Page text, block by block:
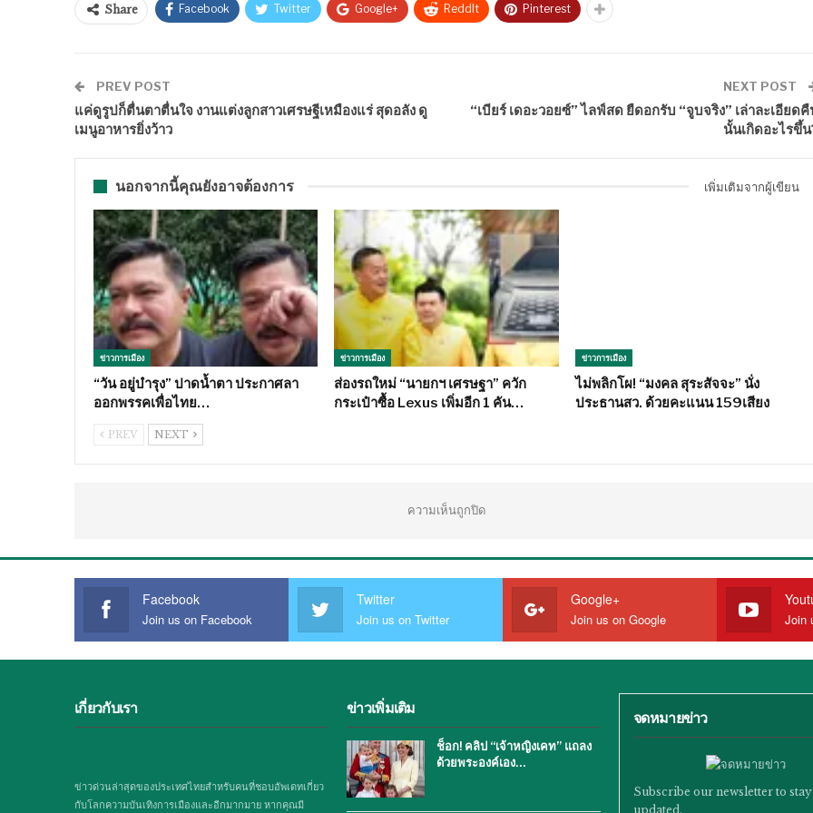
Share Facebook Twitter Google+ ReddIt Pinterest
PREV POST
แค่ดูรูปก็ตื่นตาตื่นใจ งานแต่งลูกสาวเศรษฐีเหมืองแร่ สุดอลัง ดู
เมนูอาหารยิ่งว้าว
NEXT POST
“เบียร์ เดอะวอยซ์” ไลฟ์สด ยืดอกรับ “จูบจริง” เล่าละเอียด
นั้นเกิดอะไรขึ้
นอกจากนี้คุณยังอาจต้องการ เพิ่มเติมจากผู้เขียน
ข่าวการเมือง
“วัน อยู่บำรุง” ปาดน้ำตา ประกาศลา
ออกพรรคเพื่อไทย…
ข่าวการเมือง
ส่องรถใหม่ “นายกฯ เศรษฐา” ควัก
กระเป๋าซื้อ Lexus เพิ่มอีก 1 คัน…
ข่าวการเมือง
ไม่พลิกโผ! “มงคล สุระสัจจะ” นั่ง
ประธานสว. ด้วยคะแนน 159เสียง
PREV NEXT
ความเห็นถูกปิด
Facebook
Join us on Facebook
Twitter
Join us on Twitter
Google+
Join us on Google Join
เกี่ยวกับเรา
ข่าวด่วนล่าสุดของประเทศไทยสำหรับคนที่ชอบอัพเดทเกี่ยว
กับโลกความบันเทิงการเมืองและอีกมากมาย หากคุณมี
ข่าวเพิ่มเติม
ช็อก! คลิป “เจ้าหญิงเคท” แถลง
ด้วยพระองค์เอง…
จดหมายข่าว
Subscribe our newsletter to stay
updated.